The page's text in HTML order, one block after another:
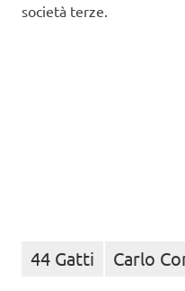
società terze.
44 Gatti Carlo